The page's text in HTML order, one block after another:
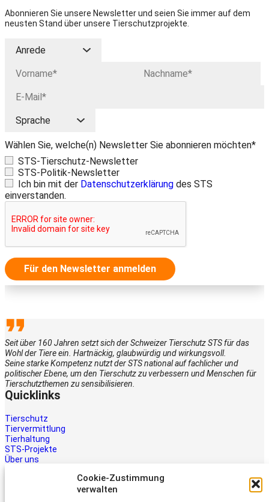
Cookie-Zustimmung
verwalten
Abonnieren Sie unsere Newsletter und seien Sie immer auf dem
neusten Stand über unsere Tierschutzprojekte.
Wählen Sie, welche(n) Newsletter Sie abonnieren möchten*
STS-Tierschutz-Newsletter
STS-Politik-Newsletter
Ich bin mit der Datenschutzerklärung des STS
einverstanden.
Für den Newsletter anmelden
Seit über 160 Jahren setzt sich der Schweizer Tierschutz STS für das
Wohl der Tiere ein. Hartnäckig, glaubwürdig und wirkungsvoll.
Seine starke Kompetenz nutzt der STS national auf fachlicher und
politischer Ebene, um den Tierschutz zu verbessern und Menschen für
Tierschutzthemen zu sensibilisieren.
Quicklinks
Tierschutz
Tiervermittlung
Tierhaltung
STS-Projekte
Über uns